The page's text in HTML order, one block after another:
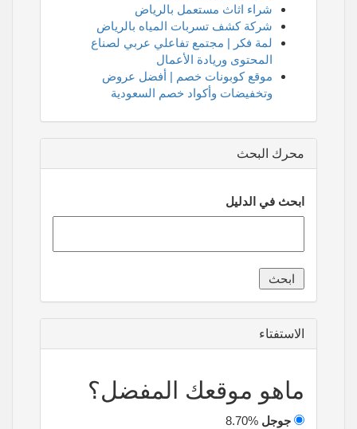
شراء اثاث مستعمل بالرياض
شركة كشف تسربات المياه بالرياض
لمة فكر | مجتمع تفاعلي عربي لصناع
المحتوى وريادة الأعمال
موقع كوبونات خصم | أفضل عروض
وتخفيضات وأكواد خصم السعودية
محرك البحث
ابحث في الدليل
الاستفتاء
ماهو موقعك المفضل؟
جوجل